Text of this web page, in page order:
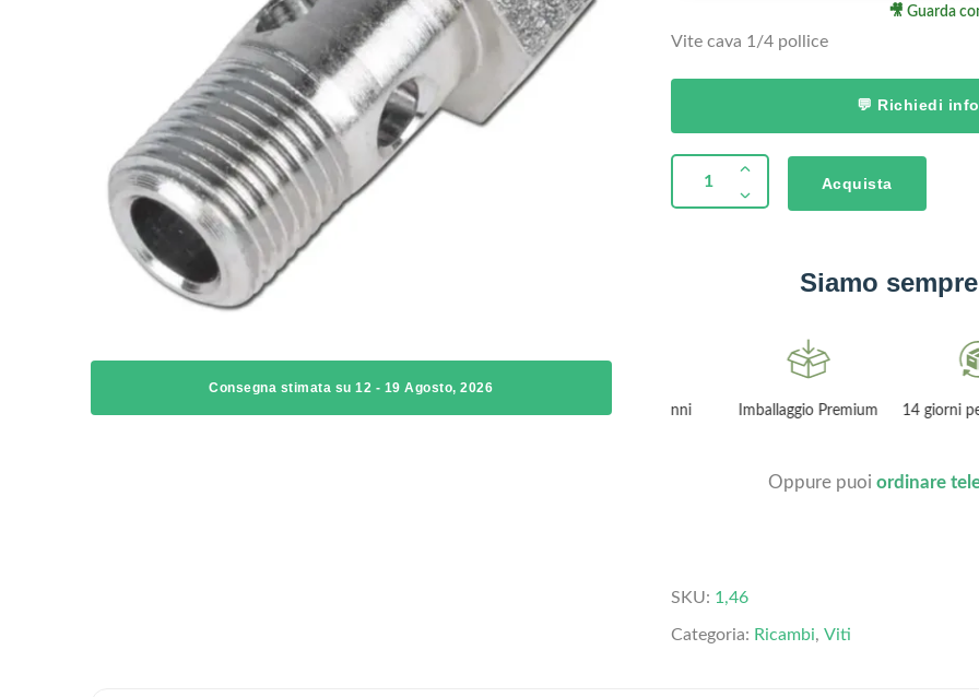
Consegna stimata su 12 - 19 Agosto, 2026
🎥 Guarda
Vite cava 1/4 pollice
💬 Richiedi
Acquista
Siamo
Garanzia 2 anni Imballaggio Premium 14 giorni per
Oppure puoi ordinare
SKU: 1,46
Categoria: Ricambi, Viti